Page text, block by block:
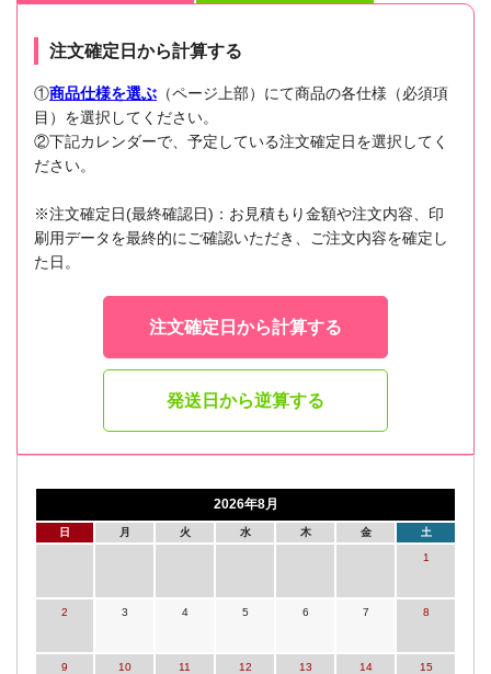
注文確定日から計算する
①商品仕様を選ぶ （ページ上部）にて商品の各仕様（必須項
目）を選択してください。
②下記カレンダーで、予定している注文確定日を選択してく
ださい。
※注文確定日(最終確認日)：お見積もり金額や注文内容、印
刷用データを最終的にご確認いただき、ご注文内容を確定し
た日。
注文確定日から計算する
発送日から逆算する
2026年8月
日 月 火 水 木 金 土
1
2 3 4 5 6 7 8
9 10 11 12 13 14 15